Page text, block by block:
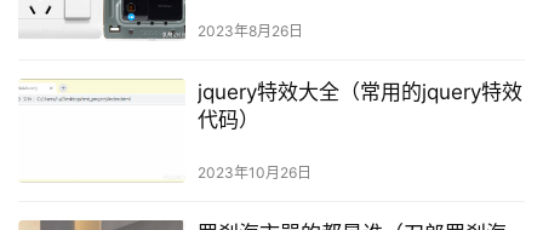
2023年8月26日
jquery特效大全（常用的jquery特效
代码）
2023年10月26日